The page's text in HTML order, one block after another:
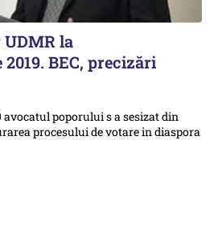
la
BEC, precizări